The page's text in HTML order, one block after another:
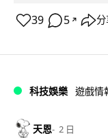
39 5 ↗
科技娛樂 遊戲情
天恩 2 日